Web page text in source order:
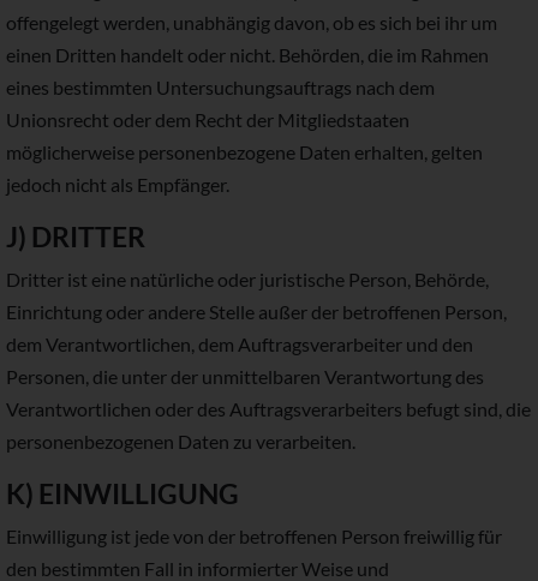
offengelegt werden, unabhängig davon, ob es sich bei ihr um
einen Dritten handelt oder nicht. Behörden, die im Rahmen
eines bestimmten Untersuchungsauftrags nach dem
Unionsrecht oder dem Recht der Mitgliedstaaten
möglicherweise personenbezogene Daten erhalten, gelten
jedoch nicht als Empfänger.
J) DRITTER
Dritter ist eine natürliche oder juristische Person, Behörde,
Einrichtung oder andere Stelle außer der betroffenen Person,
dem Verantwortlichen, dem Auftragsverarbeiter und den
Personen, die unter der unmittelbaren Verantwortung des
Verantwortlichen oder des Auftragsverarbeiters befugt sind, die
personenbezogenen Daten zu verarbeiten.
K) EINWILLIGUNG
Einwilligung ist jede von der betroffenen Person freiwillig für
den bestimmten Fall in informierter Weise und